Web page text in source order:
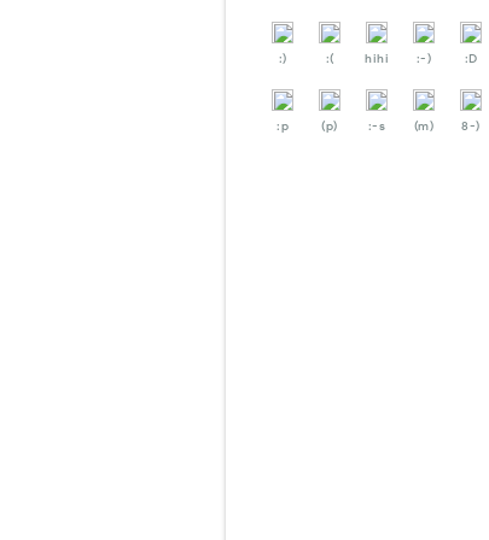
:) :( hihi :-) :D
:p (p) :-s (m) 8-)